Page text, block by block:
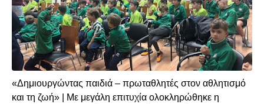
«Δημιουργώντας παιδιά – πρωταθλητές στον αθλητισμό
και τη ζωή» | Με μεγάλη επιτυχία ολοκληρώθηκε η